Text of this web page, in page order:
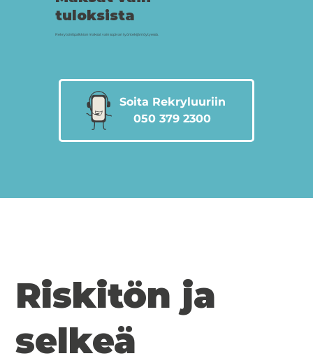
tuloksista
Rekrytointipalkkion maksat vain sopivan työntekijän löytyessä.
Soita Rekryluuriin
050 379 2300
Riskitön ja
selkeä